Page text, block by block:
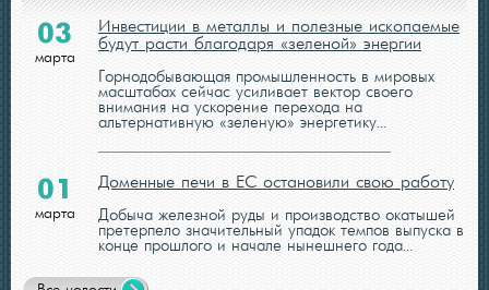
03
марта
Инвестиции в металлы и полезные ископаемые
будут расти благодаря «зеленой» энергии
Горнодобывающая промышленность в мировых
масштабах сейчас усиливает вектор своего
внимания на ускорение перехода на
альтернативную «зеленую» энергетику...
01
марта
Доменные печи в ЕС остановили свою работу
Добыча железной руды и производство окатышей
претерпело значительный упадок темпов выпуска в
конце прошлого и начале нынешнего года...